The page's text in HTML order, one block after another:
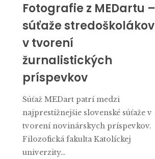
Fotografie z MEDartu –
súťaže stredoškolákov
v tvorení
žurnalistických
príspevkov
Súťaž MEDart patrí medzi
najprestížnejšie slovenské súťaže v
tvorení novinárskych príspevkov.
Filozofická fakulta Katolíckej
univerzity…